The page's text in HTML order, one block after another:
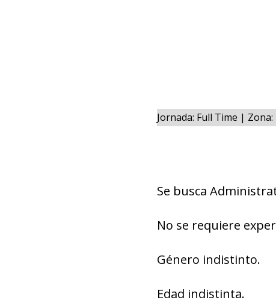
Jornada: Full Time |
Se busca
No se requiere
Género indistinto.
Edad indistinta.